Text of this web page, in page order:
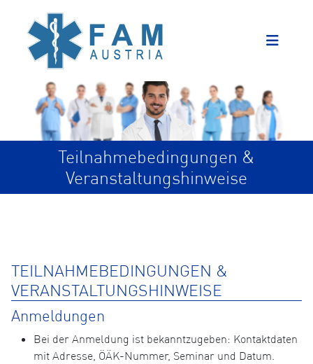
Teilnahmebedingungen &
Veranstaltungshinweise
TEILNAHMEBEDINGUNGEN &
VERANSTALTUNGSHINWEISE
Anmeldungen
Bei der Anmeldung ist bekanntzugeben: Kontaktdaten
mit Adresse, ÖÄK-Nummer, Seminar und Datum.